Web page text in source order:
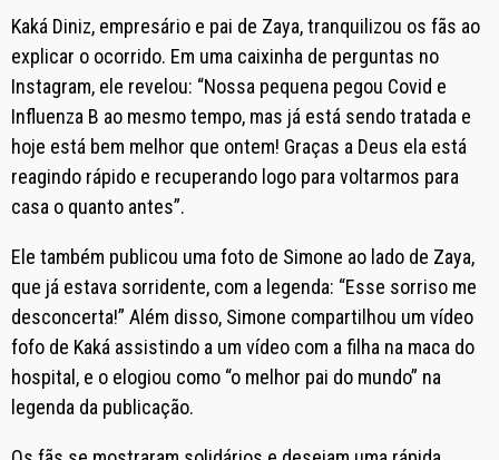
Kaká Diniz, empresário e pai de Zaya, tranquilizou os fãs ao
explicar o ocorrido. Em uma caixinha de perguntas no
Instagram, ele revelou: “Nossa pequena pegou Covid e
Influenza B ao mesmo tempo, mas já está sendo tratada e
hoje está bem melhor que ontem! Graças a Deus ela está
reagindo rápido e recuperando logo para voltarmos para
casa o quanto antes”.
Ele também publicou uma foto de Simone ao lado de Zaya,
que já estava sorridente, com a legenda: “Esse sorriso me
desconcerta!” Além disso, Simone compartilhou um vídeo
fofo de Kaká assistindo a um vídeo com a filha na maca do
hospital, e o elogiou como “o melhor pai do mundo” na
legenda da publicação.